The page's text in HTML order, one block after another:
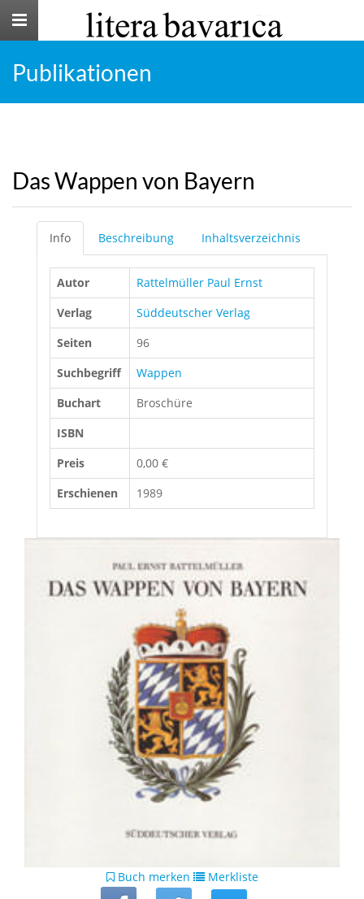
Toggle
Publikationen
Das Wappen von Bayern
Info Beschreibung Inhaltsverzeichnis
Autor
Rattelmüller Paul Ernst
Verlag
Süddeutscher Verlag
Seiten
96
Suchbegriff
Wappen
Buchart
Broschüre
ISBN
Preis
0,00 €
Erschienen
1989
Buch merken Merkliste